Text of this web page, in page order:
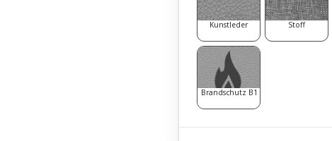
Kunstleder Stoff
Brandschutz B1